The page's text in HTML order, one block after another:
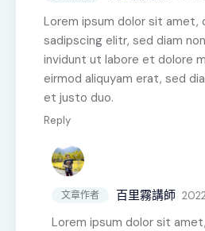
Lorem ipsum dolor sit
sadipscing elitr, sed diam
invidunt ut labore et dolore
eirmod aliquyam erat, sed
et justo duo.
Reply
文章作者 百里霧講師
Lorem ipsum dolor sit